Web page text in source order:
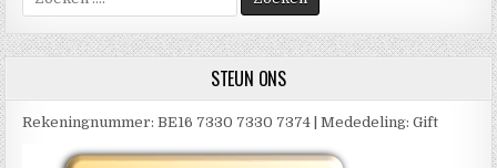
naar:
STEUN ONS
Rekeningnummer: BE16 7330 7330 7374 | Mededeling: Gift